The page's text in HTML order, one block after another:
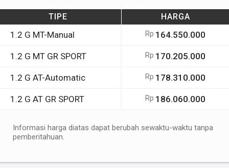
TIPE HARGA
1.2 G MT-Manual Rp 164.550.000
1.2 G MT GR SPORT Rp 170.205.000
1.2 G AT-Automatic Rp 178.310.000
1.2 G AT GR SPORT Rp 186.060.000
Informasi harga diatas dapat berubah sewaktu-waktu tanpa
pemberitahuan.